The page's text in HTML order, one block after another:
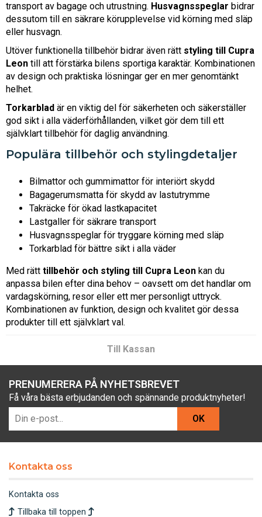
transport av bagage och utrustning. Husvagnsspeglar bidrar
dessutom till en säkrare körupplevelse vid körning med släp
eller husvagn.
Utöver funktionella tillbehör bidrar även rätt styling till Cupra
Leon till att förstärka bilens sportiga karaktär. Kombinationen
av design och praktiska lösningar ger en mer genomtänkt
helhet.
Torkarblad är en viktig del för säkerheten och säkerställer
god sikt i alla väderförhållanden, vilket gör dem till ett
självklart tillbehör för daglig användning.
Populära tillbehör och stylingdetaljer
Bilmattor och gummimattor för interiört skydd
Bagagerumsmatta för skydd av lastutrymme
Takräcke för ökad lastkapacitet
Lastgaller för säkrare transport
Husvagnsspeglar för tryggare körning med släp
Torkarblad för bättre sikt i alla väder
Med rätt tillbehör och styling till Cupra Leon kan du
anpassa bilen efter dina behov – oavsett om det handlar om
vardagskörning, resor eller ett mer personligt uttryck.
Kombinationen av funktion, design och kvalitet gör dessa
produkter till ett självklart val.
Till Kassan
PRENUMERERA PÅ NYHETSBREVET
Få våra bästa erbjudanden och spännande produktnyheter!
OK
Kontakta oss
Kontakta oss
Tillbaka till toppen